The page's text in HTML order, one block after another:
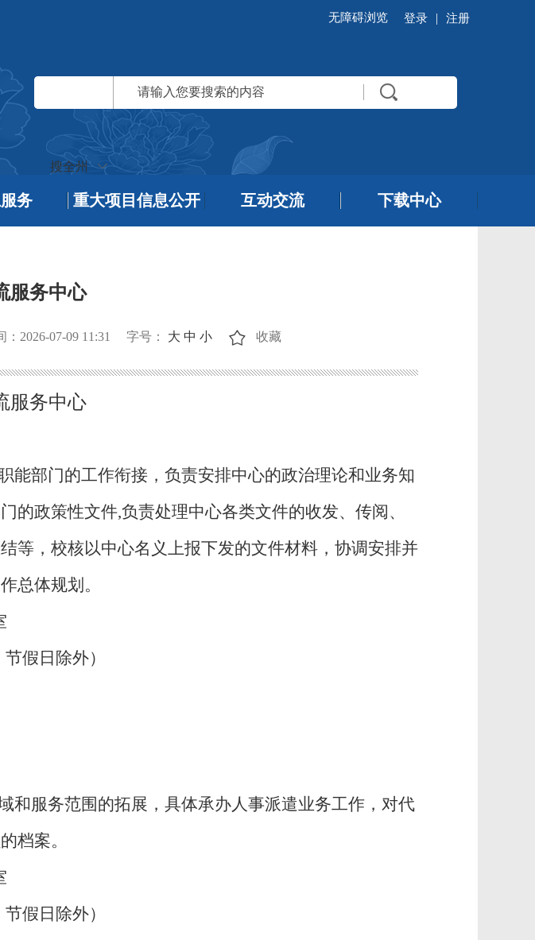
无障碍浏览 登录 | 注册
搜全州
务 重大项目信息公开 互动交流 下载中心
服务中心
：2026-07-09 11:31 字号： 大 中 小 收藏
服务中心
能部门的工作衔接，负责安排中心的政治理论和业务知
政策性文件,负责处理中心各类文件的收发、传阅、
等，校核以中心名义上报下发的文件材料，协调安排并
总体规划。
假日除外）
和服务范围的拓展，具体承办人事派遣业务工作，对代
档案。
假日除外）